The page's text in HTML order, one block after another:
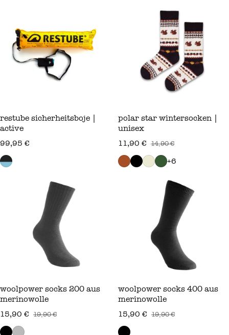
restube sicherheitsboje |
active
regulärer preis
99,95 €
polar star wintersocken |
unisex
verkaufspreis
11,90 €
regulärer preis
14,90 €
+6
woolpower socks 200 aus
merinowolle
verkaufspreis
15,90 €
regulärer preis
19,90 €
woolpower socks 400 aus
merinowolle
verkaufspreis
15,90 €
regulärer preis
19,90 €